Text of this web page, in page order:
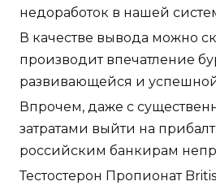
недоработок в нашей
В качестве вывода можно
производит впечатление
развивающейся и успешной
Впрочем, даже с
затратами выйти на
российским банкирам
Тестостерон Пропионат